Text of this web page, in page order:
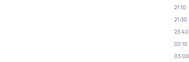
21:10
21:30
23:40
02:10
03:00